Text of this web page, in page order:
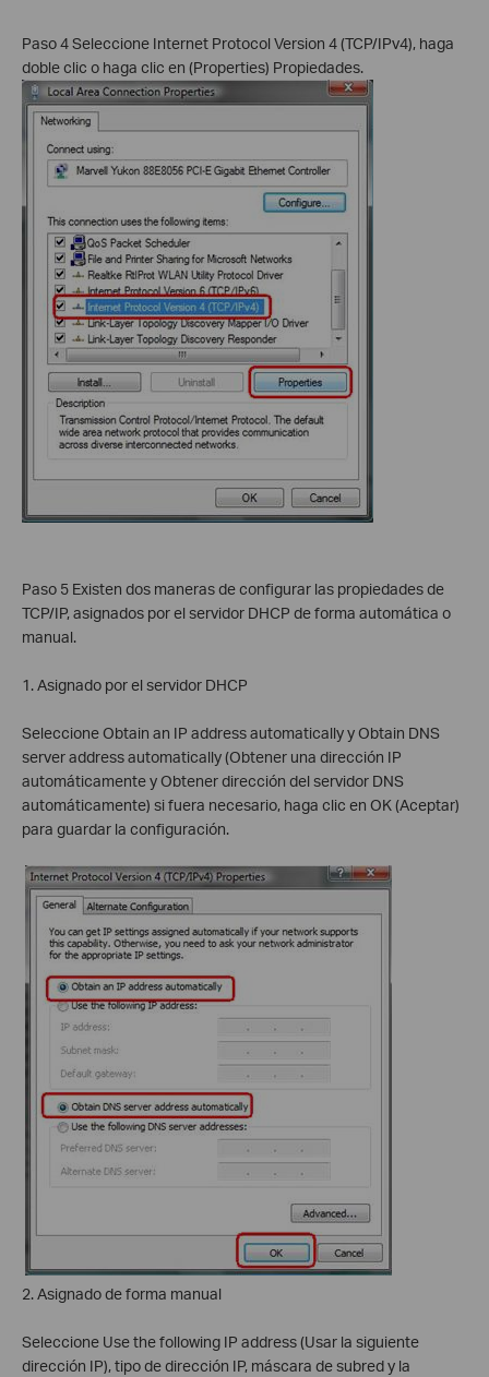
Paso 4 Seleccione Internet Protocol Version 4 (TCP/IPv4), haga
doble clic o haga clic en (Properties) Propiedades.
Paso 5 Existen dos maneras de configurar las propiedades de
TCP/IP, asignados por el servidor DHCP de forma automática o
manual.
1. Asignado por el servidor DHCP
Seleccione Obtain an IP address automatically y Obtain DNS
server address automatically (Obtener una dirección IP
automáticamente y Obtener dirección del servidor DNS
automáticamente) si fuera necesario, haga clic en OK (Aceptar)
para guardar la configuración.
2. Asignado de forma manual
Seleccione Use the following IP address (Usar la siguiente
dirección IP), tipo de dirección IP, máscara de subred y la